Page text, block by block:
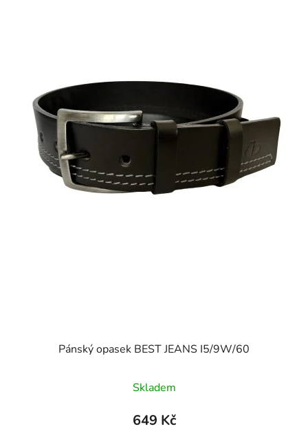
Pánský opasek BEST JEANS I5/9W/60
Skladem
649 Kč